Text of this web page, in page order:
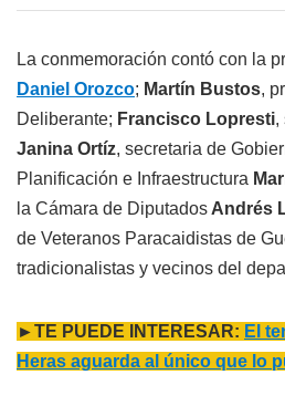
La conmemoración contó con la
Daniel Orozco; Martín Bustos,
Deliberante; Francisco Lopresti,
Janina Ortíz, secretaria de
Planificación e Infraestructura
la Cámara de DiputadosAndrés
de Veteranos Paracaidistas de
tradicionalistas y vecinos del
►TE PUEDE INTERESAR: El
Heras aguarda al único que lo